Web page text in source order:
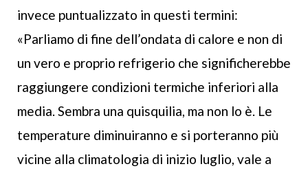
invece puntualizzato in questi termini:
«Parliamo di fine dell’ondata di calore e non di
un vero e proprio refrigerio che significherebbe
raggiungere condizioni termiche inferiori alla
media. Sembra una quisquilia, ma non lo è. Le
temperature diminuiranno e si porteranno più
vicine alla climatologia di inizio luglio, vale a